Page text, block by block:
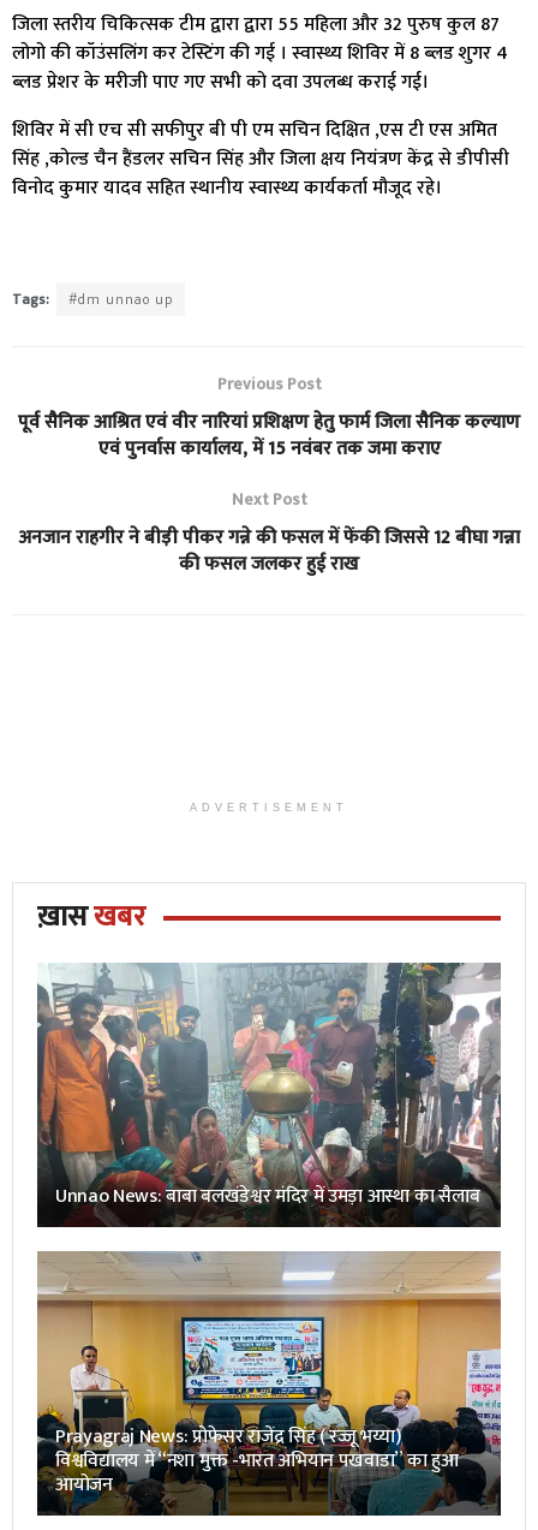
जिला स्तरीय चिकित्सक टीम द्वारा द्वारा 55 महिला और 32 पुरुष कुल 87
लोगो की कॉउंसलिंग कर टेस्टिंग की गई । स्वास्थ्य शिविर में 8 ब्लड शुगर 4
ब्लड प्रेशर के मरीजी पाए गए सभी को दवा उपलब्ध कराई गई।
शिविर में सी एच सी सफीपुर बी पी एम सचिन दिक्षित ,एस टी एस अमित
सिंह ,कोल्ड चैन हैंडलर सचिन सिंह और जिला क्षय नियंत्रण केंद्र से डीपीसी
विनोद कुमार यादव सहित स्थानीय स्वास्थ्य कार्यकर्ता मौजूद रहे।
Tags: #dm unnao up
Previous Post
पूर्व सैनिक आश्रित एवं वीर नारियां प्रशिक्षण हेतु फार्म जिला सैनिक कल्याण
एवं पुनर्वास कार्यालय, में 15 नवंबर तक जमा कराए
Next Post
अनजान राहगीर ने बीड़ी पीकर गन्ने की फसल में फेंकी जिससे 12 बीघा गन्ना
की फसल जलकर हुई राख
ADVERTISEMENT
ख़ासखबर
Unnao News: बाबा बलखंडेश्वर मंदिर में उमड़ा आस्था का सैलाब
Prayagraj News: प्रोफेसर राजेंद्र सिंह ( रज्जू भय्या)
विश्वविद्यालय में “नशा मुक्त -भारत अभियान पखवाडा” का हुआ
आयोजन